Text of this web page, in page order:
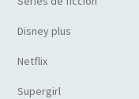
Disney plus
Netflix
Supergirl